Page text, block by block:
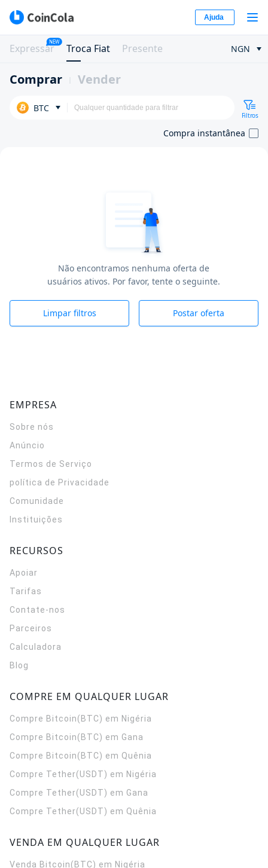
Ajuda
Expressar
NEW
Troca Fiat Presente NGN
Comprar Vender
BTC
Filtros
Compra instantânea
Não encontramos nenhuma oferta de
usuários ativos. Por favor, tente o seguinte.
Limpar filtros Postar oferta
EMPRESA
Sobre nós
Anúncio
Termos de Serviço
política de Privacidade
Comunidade
Instituições
RECURSOS
Apoiar
Tarifas
Contate-nos
Parceiros
Calculadora
Blog
COMPRE EM QUALQUER LUGAR
Compre Bitcoin(BTC) em Nigéria
Compre Bitcoin(BTC) em Gana
Compre Bitcoin(BTC) em Quênia
Compre Tether(USDT) em Nigéria
Compre Tether(USDT) em Gana
Compre Tether(USDT) em Quênia
VENDA EM QUALQUER LUGAR
Venda Bitcoin(BTC) em Nigéria